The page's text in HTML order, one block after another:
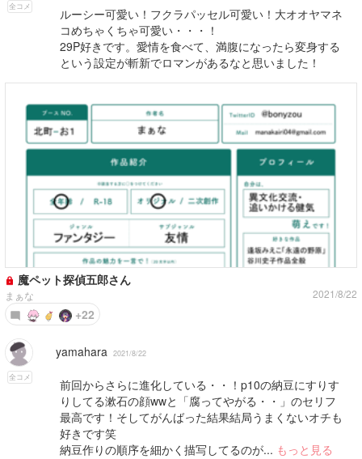
全コメ
ルーシー可愛い！フクラパッセル可愛い！大オオヤマネ
コめちゃくちゃ可愛い・・・！
29P好きです。愛情を食べて、満腹になったら変身する
という設定が斬新でロマンがあるなと思いました！
魔ペット探偵五郎さん
まぁな 2021/8/22
+22
全コメ
yamahara 2021/8/22
前回からさらに進化している・・！p10の納豆にすりす
りしてる漱石の顔wwと「腐ってやがる・・」のセリフ
最高です！そしてがんばった結果結局うまくないオチも
好きです笑
納豆作りの順序を細かく描写してるのが... もっと見る